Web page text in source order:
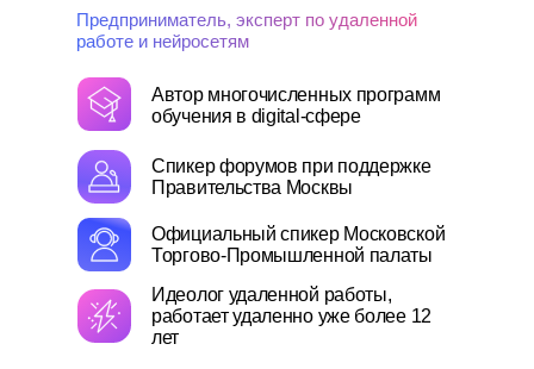
Предприниматель, эксперт по удаленной
работе и нейросетям
Автор многочисленных программ
обучения в digital-сфере
Спикер форумов при поддержке
Правительства Москвы
Официальный спикер Московской
Торгово-Промышленной палаты
Идеолог удаленной работы,
работает удаленно уже более 12
лет